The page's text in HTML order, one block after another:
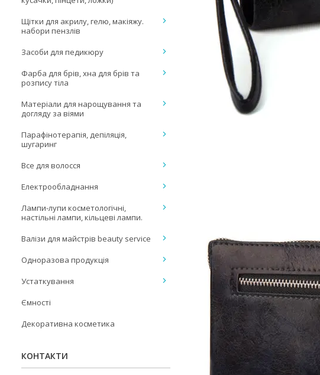
Щітки для акрилу, гелю, макіяжу.
набори пензлів
Засоби для педикюру
Фарба для брів, хна для брів та
розпису тіла
Матеріали для нарощування та
догляду за віями
Парафінотерапія, депіляція,
шугаринг
Все для волосся
Електрообладнання
Лампи-лупи косметологічні,
настільні лампи, кільцеві лампи.
Валізи для майстрів beauty service
Одноразова продукція
Устаткування
Ємності
Декоративна косметика
КОНТАКТИ